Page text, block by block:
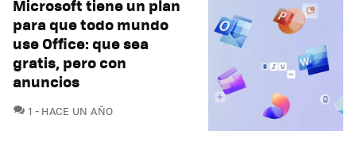
Microsoft tiene un plan
para que todo mundo
use Office: que sea
gratis, pero con
anuncios
1 COMENTARIOS
HACE UN AÑO